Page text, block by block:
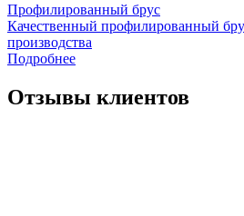
Профилированный брус
Качественный профилированный
производства
Подробнее
Отзывы клиентов